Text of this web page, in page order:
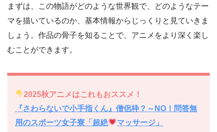
まずは、この物語がどのような世界観で、どのようなテー
マを描いているのか、基本情報からじっくりと見ていきま
しょう。作品の骨子を知ることで、アニメをより深く楽し
むことができます。
2025秋アニメはこれもおススメ！
『さわらないで小手指くん』僧侶枠？～NO！問答無
用のスポーツ女子寮「超絶
マッサージ」